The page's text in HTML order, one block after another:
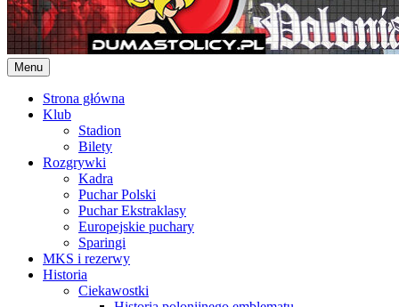
Menu
Strona główna
Klub
Stadion
Bilety
Rozgrywki
Kadra
Puchar Polski
Puchar Ekstraklasy
Europejskie puchary
Sparingi
MKS i rezerwy
Historia
Ciekawostki